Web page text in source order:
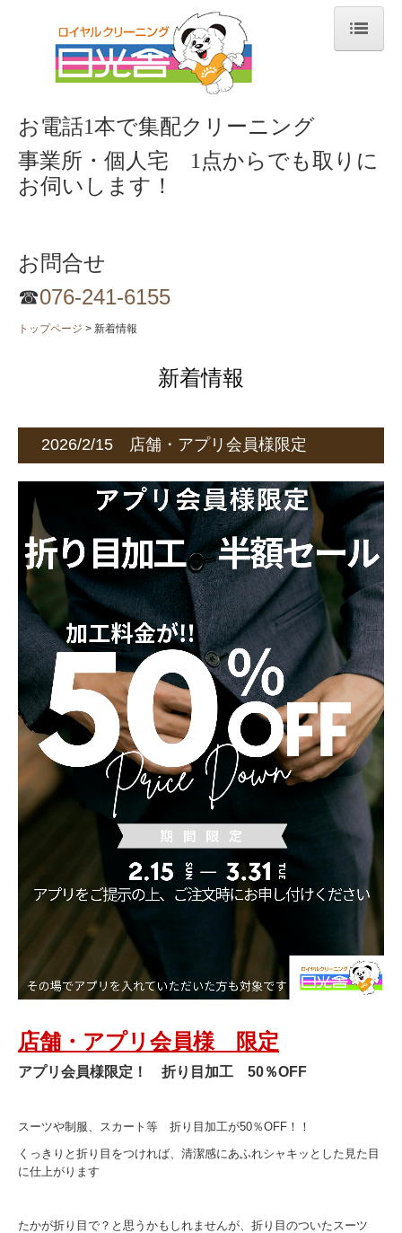
トップページ
クリーニングのご案内
営業品目
集配サービス
企業・法人ユニフォーム
ECOMAX -エコマックス-
採用情報
お電話1本で集配クリーニング
事業所・個人宅 1点からでも取りに
お伺いします！
お問合せ
☎076-241-6155
トップページ 新着情報
新着情報
2026/2/15 店舗・アプリ会員様限定
店舗・アプリ会員様 限定
アプリ会員様限定！ 折り目加工 50％OFF
スーツや制服、スカート等 折り目加工が50％OFF！！
くっきりと折り目をつければ、清潔感にあふれシャキッとした見た目
に仕上がります
たかが折り目で？と思うかもしれませんが、折り目のついたスーツ